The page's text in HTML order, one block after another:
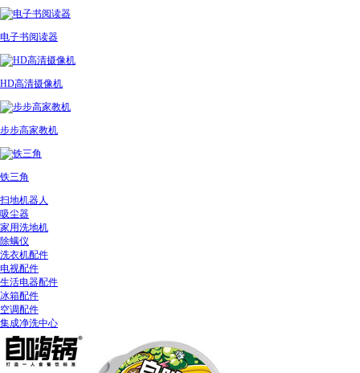
电子书阅读器
HD高清摄像机
步步高家教机
铁三角
扫地机器人
吸尘器
家用洗地机
除螨仪
洗衣机配件
电视配件
生活电器配件
冰箱配件
空调配件
集成净洗中心